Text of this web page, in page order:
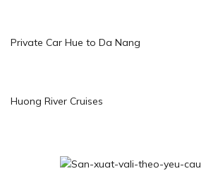
Private Car Hue to Da Nang
Huong River Cruises